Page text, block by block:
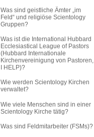
Was sind geistliche Ämter „im
Feld“ und religiöse Scientology
Gruppen?
Was ist die International Hubbard
Ecclesiastical League of Pastors
(Hubbard Internationale
Kirchenvereinigung von Pastoren,
I HELP)?
Wie werden Scientology Kirchen
verwaltet?
Wie viele Menschen sind in einer
Scientology Kirche tätig?
Was sind Feldmitarbeiter (FSMs)?